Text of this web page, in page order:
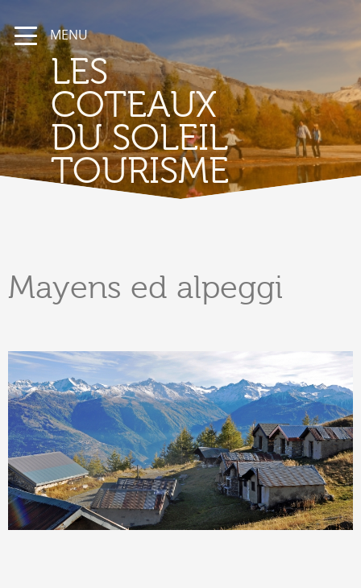
MENU
LES
COTEAUX
DU SOLEIL
TOURISME
Mayens ed alpeggi